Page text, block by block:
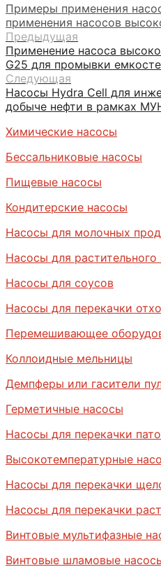
Примеры применения
применения насосов
Предыдущая
Применение насоса
G25 для промывки
Следующая
Насосы Hydra Cell для
добыче нефти в рамках
Химические насосы
Бессальниковые насосы
Пищевые насосы
Кондитерские насосы
Насосы для молочных
Насосы для растительного
Насосы для соусов
Насосы для перекачки
Перемешивающее
Коллоидные мельницы
Демпферы или гасители
Герметичные насосы
Насосы для перекачки
Высокотемпературные
Насосы для перекачки
Насосы для перекачки
Винтовые мультифазные
Винтовые шламовые